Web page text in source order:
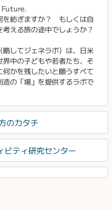
を紡ぎますか？ もしくは自
える旅の途中でしょうか？
してジェネラボ）は、日米
中の子どもや若者たち、そ
かを残したいと願うすべて
の「場」を提供するラボで